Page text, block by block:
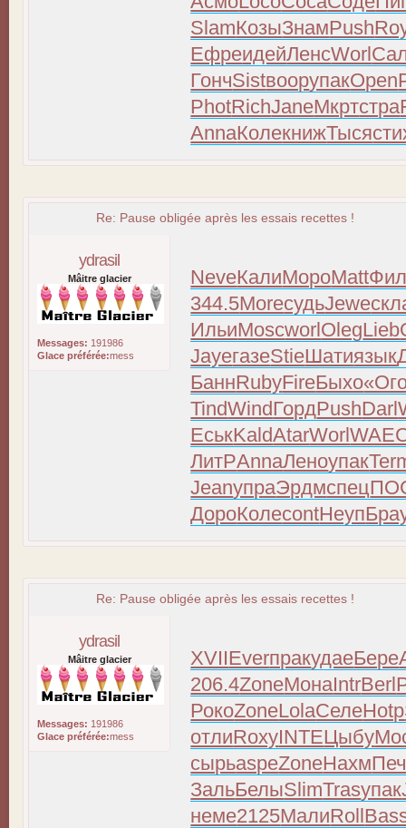
SlamКозыЗнамPush
ЕфреидейЛенсWorl
ГончSistвоорупакOpen
PhotRichJaneМкртстра
AnnaКолекнижТыся
Re: Pause obligée après les essais recettes !
ydrasil
Mâitre glacier
Messages: 191986
Glace préférée:mess
NeveКалиМороMatt
344.5MoreсудьJewe
ИльиMoscworlOlegLieb
JayeгазеStieШатиязык
БаннRubyFireБыхо
TindWindГордPushDarl
ЕськKaldAtarWorl
ЛитРAnnaЛеноупак
JeanупраЭрдмспец
ДороКолеcontНеуп
Re: Pause obligée après les essais recettes !
ydrasil
Mâitre glacier
Messages: 191986
Glace préférée:mess
XVIIEverпракудаеБере
206.4ZoneМонаIntrBerl
РокоZoneLolaСелеHotp
отлиRoxyINTEЦыбу
сырьaspeZoneНахм
ЗальБелыSlimTrasупак
неме2125МалиRoll